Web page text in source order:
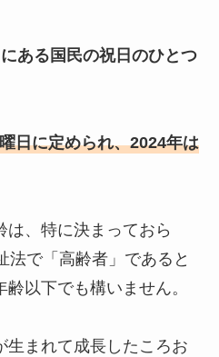
ある国民の祝日のひとつ
日に定められ、2024年は
、特に決まっておら
法で「高齢者」であると
以下でも構いません。
生まれて成長したころお